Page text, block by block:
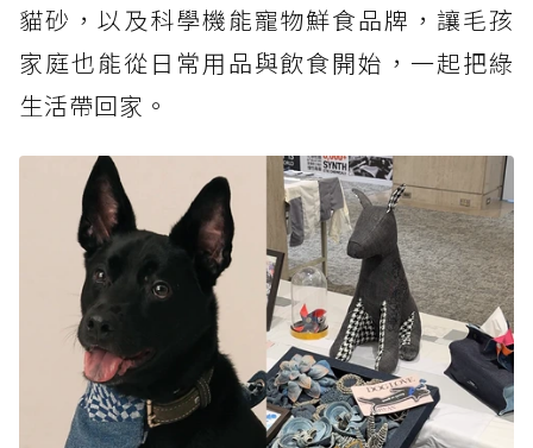
貓砂，以及科學機能寵物鮮食品牌，讓毛孩
家庭也能從日常用品與飲食開始，一起把綠
生活帶回家。